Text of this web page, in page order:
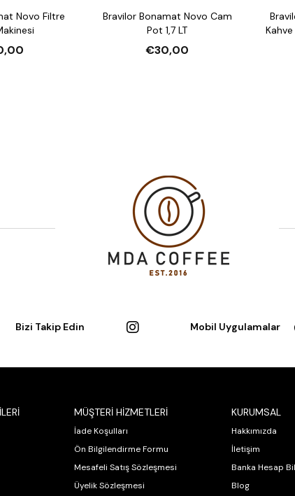
Novo Filtre
Bravilor Bonamat Novo Cam
Pot 1,7 LT
€30,00
Bizi Takip Edin Mobil Uygulamalar
MÜŞTERİ HİZMETLERİ
İade Koşulları
Ön Bilgilendirme Formu
Mesafeli Satış Sözleşmesi
Üyelik Sözleşmesi
KURUMSAL
Hakkımızda
İletişim
Banka Hesap
Blog